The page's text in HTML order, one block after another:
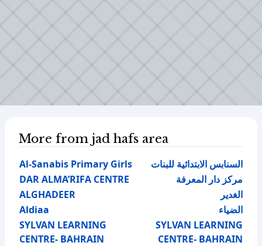
More from jad hafs area
Al-Sanabis Primary Girls
السنابس الابتدائية للبنات
DAR ALMA’RIFA CENTRE
مركز دار المعرفة
ALGHADEER
الغدير
Aldiaa
الضياء
SYLVAN LEARNING
CENTRE- BAHRAIN
SYLVAN LEARNING
CENTRE- BAHRAIN